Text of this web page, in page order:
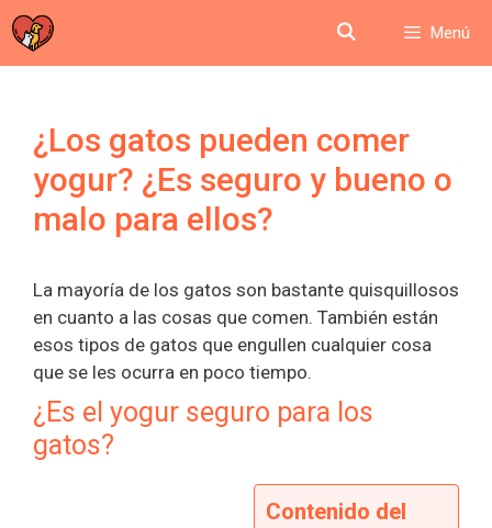
Saltar
al
contenido
Menú
¿Los gatos pueden comer
yogur? ¿Es seguro y bueno o
malo para ellos?
La mayoría de los gatos son bastante quisquillosos
en cuanto a las cosas que comen. También están
esos tipos de gatos que engullen cualquier cosa
que se les ocurra en poco tiempo.
¿Es el yogur seguro para los
gatos?
Contenido del